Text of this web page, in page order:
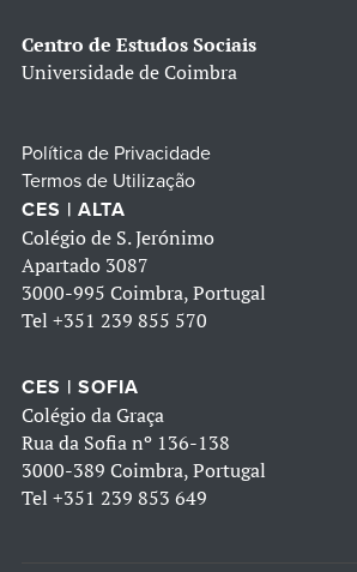
Centro de Estudos Sociais
Universidade de Coimbra
Política de Privacidade
Termos de Utilização
CES | ALTA
Colégio de S. Jerónimo
Apartado 3087
3000-995 Coimbra, Portugal
Tel +351 239 855 570
CES | SOFIA
Colégio da Graça
Rua da Sofia nº 136-138
3000-389 Coimbra, Portugal
Tel +351 239 853 649